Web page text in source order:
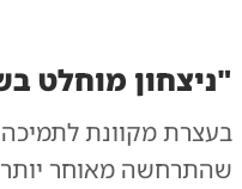
"ניצחון מוחלט
בעצרת מקוונת לתמיכה
שהתרחשה מאוחר